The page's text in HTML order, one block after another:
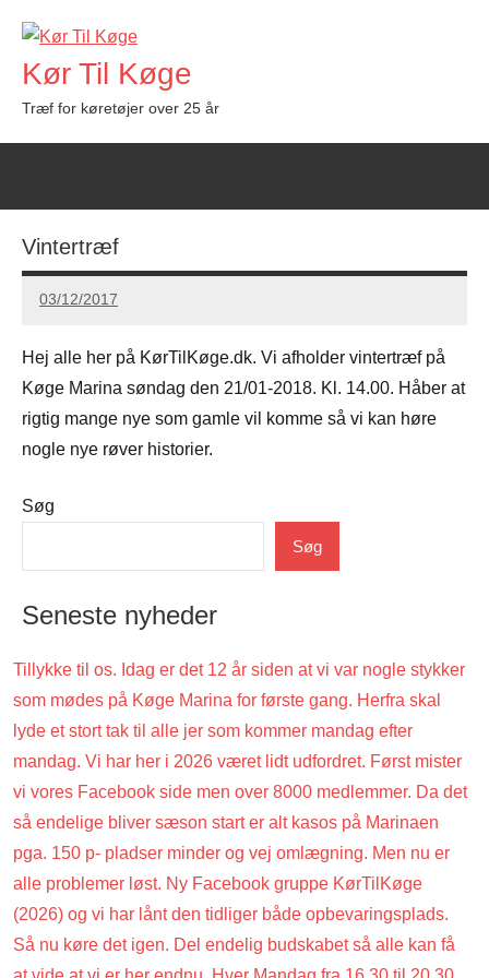
indhold
Kør Til Køge
Træf for køretøjer over 25 år
Vintertræf
03/12/2017
Carsten
Hej alle her på KørTilKøge.dk. Vi afholder vintertræf på
Køge Marina søndag den 21/01-2018. Kl. 14.00. Håber at
rigtig mange nye som gamle vil komme så vi kan høre
nogle nye røver historier.
Søg
Søg
Seneste nyheder
Tillykke til os. Idag er det 12 år siden at vi var nogle stykker
som mødes på Køge Marina for første gang. Herfra skal
lyde et stort tak til alle jer som kommer mandag efter
mandag. Vi har her i 2026 været lidt udfordret. Først mister
vi vores Facebook side men over 8000 medlemmer. Da det
så endelige bliver sæson start er alt kasos på Marinaen
pga. 150 p- pladser minder og vej omlægning. Men nu er
alle problemer løst. Ny Facebook gruppe KørTilKøge
(2026) og vi har lånt den tidliger både opbevaringsplads.
Så nu køre det igen. Del endelig budskabet så alle kan få